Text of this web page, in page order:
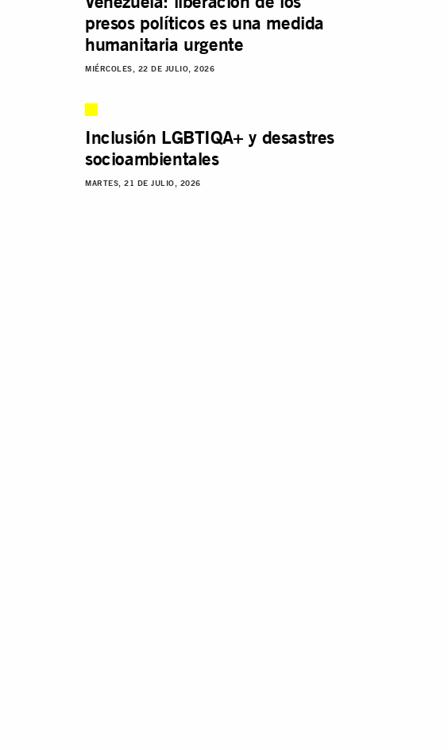
presos políticos es una medida
humanitaria urgente
MIÉRCOLES, 22 DE JULIO, 2026
Inclusión LGBTIQA+ y desastres
socioambientales
MARTES, 21 DE JULIO, 2026